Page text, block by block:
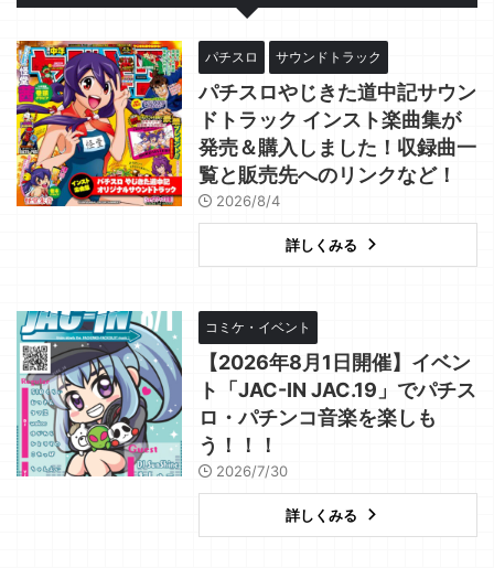
パチスロ サウンドトラック
パチスロやじきた道中記サウン
ドトラック インスト楽曲集が
発売＆購入しました！収録曲一
覧と販売先へのリンクなど！
2026/8/4
詳しくみる
コミケ・イベント
【2026年8月1日開催】イベン
ト「JAC-IN JAC.19」でパチス
ロ・パチンコ音楽を楽しも
う！！！
2026/7/30
詳しくみる